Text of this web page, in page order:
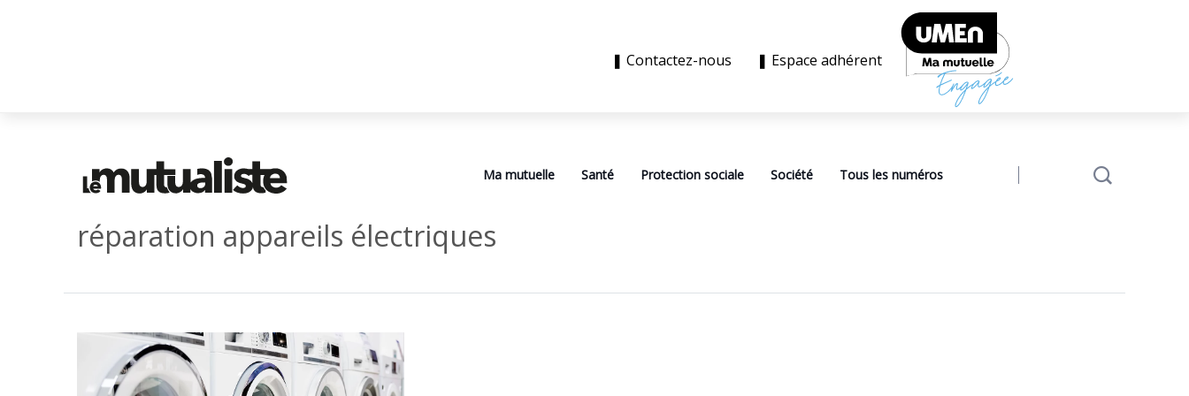
❚ Contactez-nous ❚ Espace adhérent
Ma mutuelle Santé Protection sociale Société Tous les numéros
réparation appareils électriques